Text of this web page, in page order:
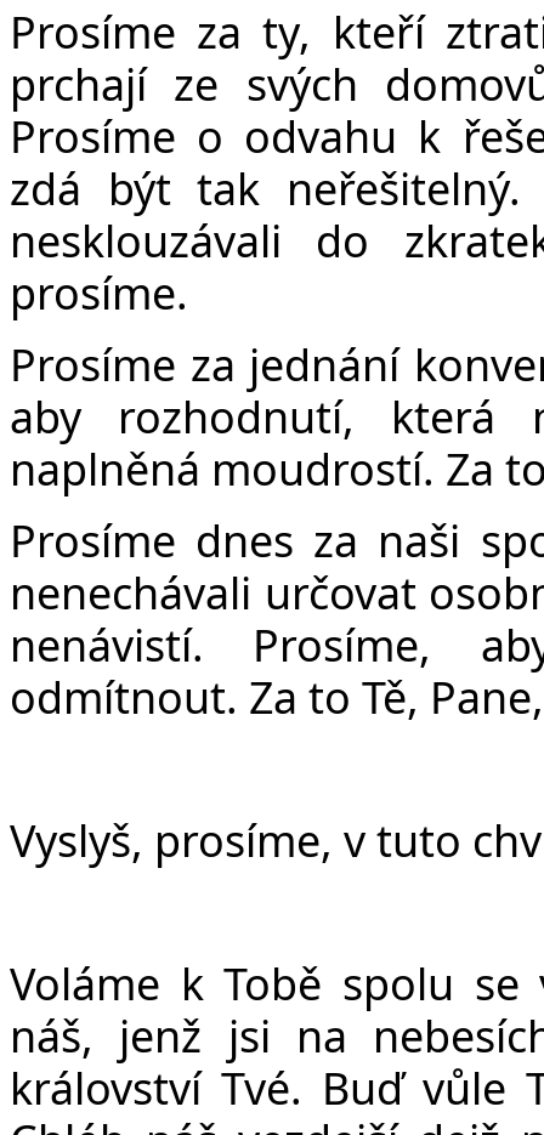
Prosíme za ty, kteří
prchají ze svých
Prosíme o odvahu k
zdá být tak neřešitelný.
nesklouzávali do
prosíme.
Prosíme za jednání
aby rozhodnutí,
naplněná moudrostí. Za
Prosíme dnes za naši
nenechávali určovat
nenávistí. Prosíme,
odmítnout. Za to Tě,
Vyslyš, prosíme, v tuto
Voláme k Tobě spolu
náš, jenž jsi na
království Tvé. Buďvůle